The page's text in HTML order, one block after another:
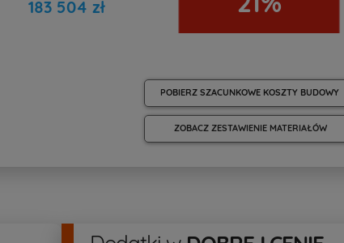
183 504 zł
POBIERZ SZACUNKOWE KOSZTY BUDOWY
ZOBACZ ZESTAWIENIE MATERIAŁÓW